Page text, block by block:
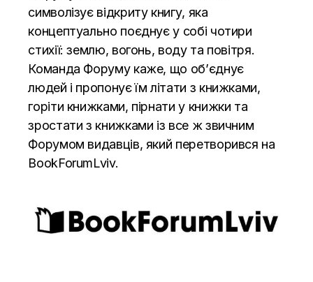
символізує відкриту книгу, яка
концептуально поєднує у собі чотири
стихії: землю, вогонь, воду та повітря.
Команда Форуму каже, що об’єднує
людей і пропонує їм літати з книжками,
горіти книжками, пірнати у книжки та
зростати з книжками із все ж звичним
Форумом видавців, який перетворився на
BookForumLviv.